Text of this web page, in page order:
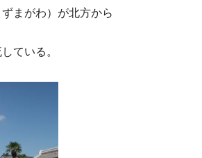
まがわ）が北方から
ている。